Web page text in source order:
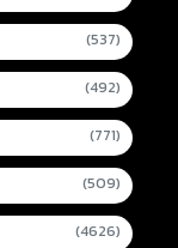
(537)
(492)
(771)
(509)
(4626)